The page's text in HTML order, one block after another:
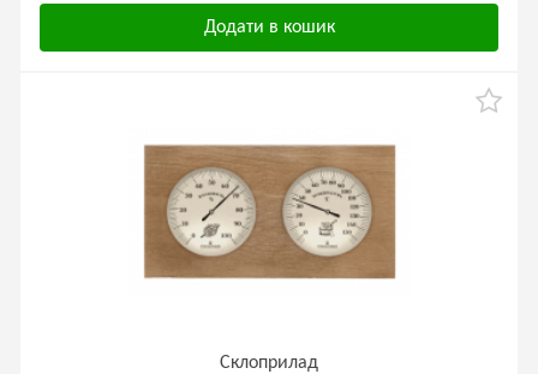
Додати в кошик
Склоприлад